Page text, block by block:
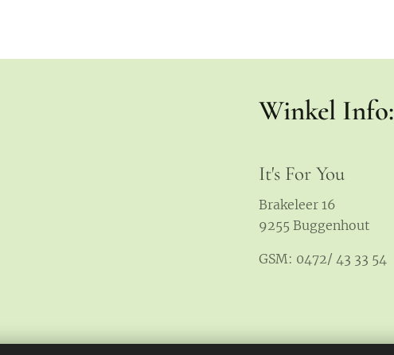
Winkel Info:
It's For You
Brakeleer 16
9255 Buggenhout
GSM: 0472/ 43 33 54